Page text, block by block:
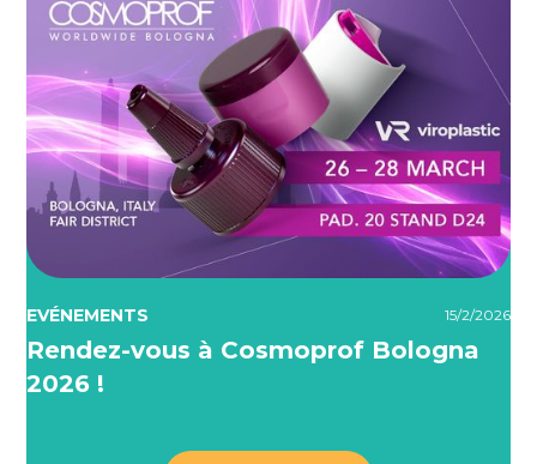
EVÉNEMENTS 15/2/2026
Rendez-vous à Cosmoprof Bologna
2026 !